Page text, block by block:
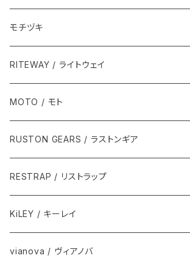
モチヅキ
RITEWAY / ライトウェイ
MOTO / モト
RUSTON GEARS / ラストンギア
RESTRAP / リストラップ
KiLEY / キーレイ
vianova / ヴィアノバ